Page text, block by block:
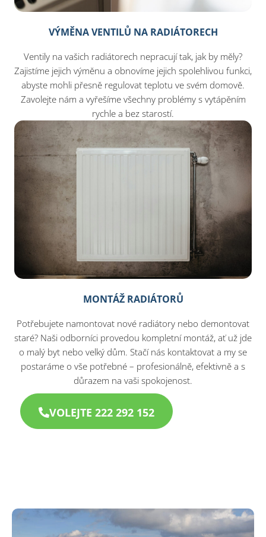
VÝMĚNA VENTILŮ NA RADIÁTORECH
Ventily na vašich radiátorech nepracují tak, jak by měly?
Zajistíme jejich výměnu a obnovíme jejich spolehlivou funkci,
abyste mohli přesně regulovat teplotu ve svém domově.
Zavolejte nám a vyřešíme všechny problémy s vytápěním
rychle a bez starostí.
MONTÁŽ RADIÁTORŮ
Potřebujete namontovat nové radiátory nebo demontovat
staré? Naši odborníci provedou kompletní montáž, ať už jde
o malý byt nebo velký dům. Stačí nás kontaktovat a my se
postaráme o vše potřebné – profesionálně, efektivně a s
důrazem na vaši spokojenost.
VOLEJTE 222 292 152